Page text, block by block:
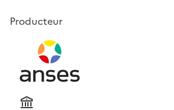
Producteur